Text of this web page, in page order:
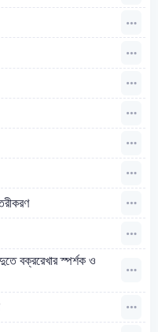
বক্ররেখার স্পর্শক ও